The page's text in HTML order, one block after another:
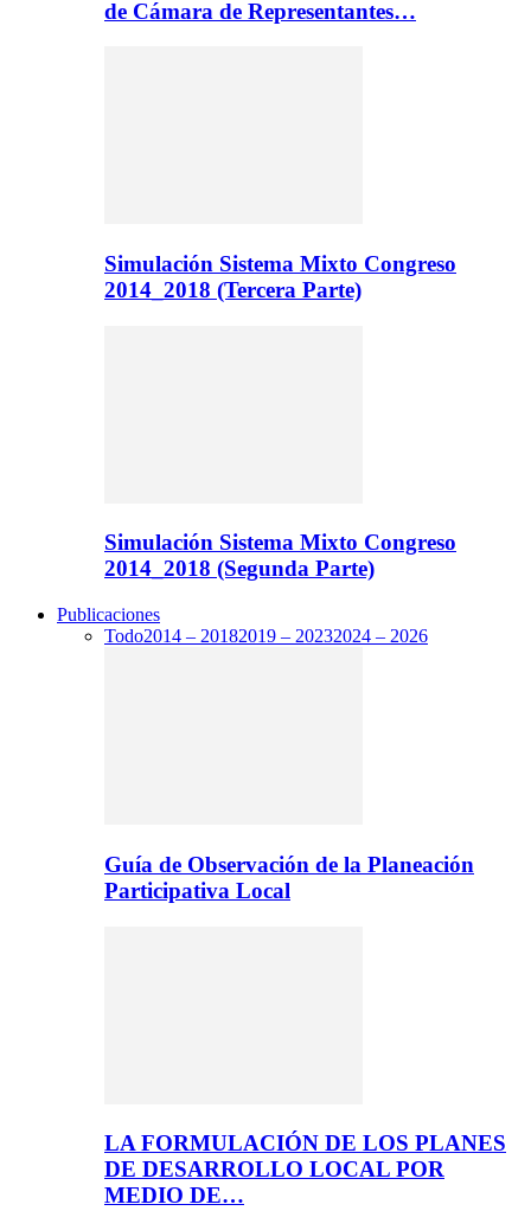
de Cámara de Representantes…
Simulación Sistema Mixto Congreso
2014_2018 (Tercera Parte)
Simulación Sistema Mixto Congreso
2014_2018 (Segunda Parte)
Publicaciones
Todo2014 – 20182019 – 20232024 – 2026
Guía de Observación de la Planeación
Participativa Local
LA FORMULACIÓN DE LOS PLANES
DE DESARROLLO LOCAL POR
MEDIO DE…